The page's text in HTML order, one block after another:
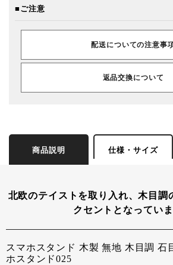
■ご注意
配送についての注意事
返品交換について
商品説明 仕様・サイズ
北欧のテイストを取り入れ、木目調
クセントとなっていま
スマホスタンド 木製 無地 木目調 石
ホスタンド025